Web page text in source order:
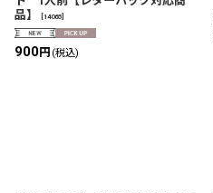
品】
14065
900円 (税込)